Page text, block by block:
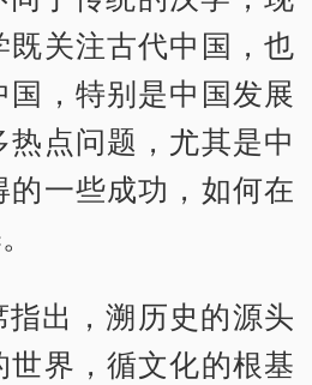
关注古代中国，也
，特别是中国发展
点问题，尤其是中
的一些成功，如何在
出，溯历史的源头
界，循文化的根基